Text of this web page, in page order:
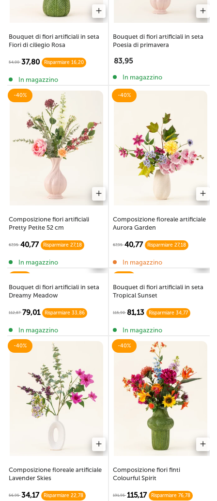
Bouquet di fiori artificiali in seta
Fiori di ciliegio Rosa
54,00 37,80 Risparmiare 16,20
In magazzino
Bouquet di fiori artificiali in seta
Poesia di primavera
83,95
In magazzino
-40%
Composizione fiori artificiali
Pretty Petite 52 cm
67,95 40,77 Risparmiare 27,18
In magazzino
-40%
Composizione floreale artificiale
Aurora Garden
67,95 40,77 Risparmiare 27,18
In magazzino
Bouquet di fiori artificiali in seta
Dreamy Meadow
112,87 79,01 Risparmiare 33,86
In magazzino
Bouquet di fiori artificiali in seta
Tropical Sunset
115,90 81,13 Risparmiare 34,77
In magazzino
-40%
Composizione floreale artificiale
Lavender Skies
56,95 34,17 Risparmiare 22,78
-40%
Composizione fiori finti
Colourful Spirit
191,95 115,17 Risparmiare 76,78